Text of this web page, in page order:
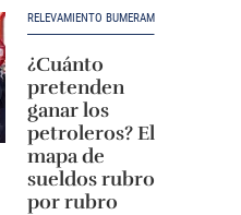
RELEVAMIENTO BUMERAM
¿Cuánto
pretenden
ganar los
petroleros? El
mapa de
sueldos rubro
por rubro